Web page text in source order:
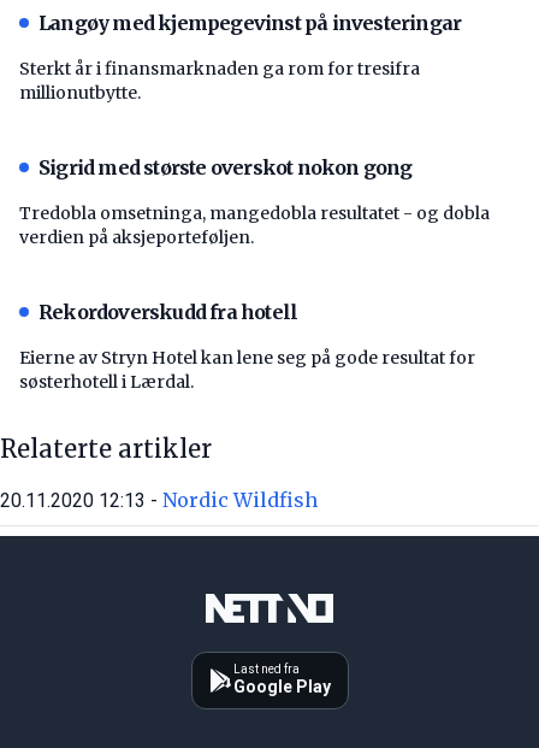
Langøy med kjempegevinst på investeringar
Sterkt år i finansmarknaden ga rom for tresifra
millionutbytte.
Sigrid med største overskot nokon gong
Tredobla omsetninga, mangedobla resultatet - og dobla
verdien på aksjeporteføljen.
Rekordoverskudd fra hotell
Eierne av Stryn Hotel kan lene seg på gode resultat for
søsterhotell i Lærdal.
Relaterte artikler
20.11.2020 12:13 - Nordic Wildfish
Last ned fra
Google Play